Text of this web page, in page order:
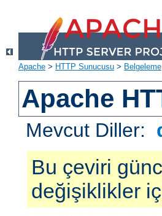
Apache > HTTP Sunucusu > Belgeleme
Apache
Mevcut Diller:
Bu çeviri
değişiklikler